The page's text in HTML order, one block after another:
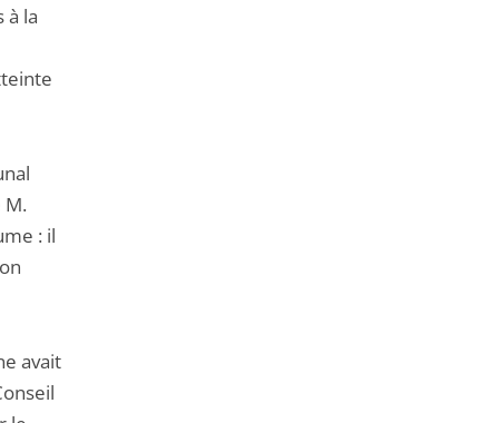
à la
: il
avait